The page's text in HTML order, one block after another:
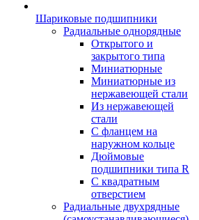
Шариковые подшипники
Радиальные однорядные
Открытого и
закрытого типа
Миниатюрные
Миниатюрные из
нержавеющей стали
Из нержавеющей
стали
С фланцем на
наружном кольце
Дюймовые
подшипники типа R
С квадратным
отверстием
Радиальные двухрядные